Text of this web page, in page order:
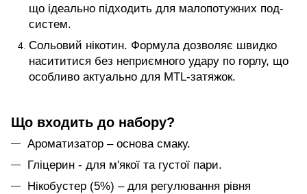
що ідеально підходить для малопотужних под-
систем.
Сольовий нікотин. Формула дозволяє швидко
насититися без неприємного удару по горлу, що
особливо актуально для MTL-затяжок.
Що входить до набору?
Ароматизатор – основа смаку.
Гліцерин - для м'якої та густої пари.
Нікобустер (5%) – для регулювання рівня